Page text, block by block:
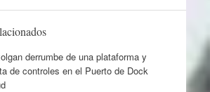
derrumbe de una plataforma y
de controles en el Puerto de Dock